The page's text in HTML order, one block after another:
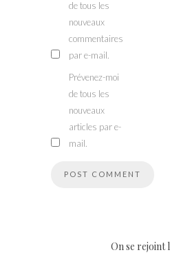
de tous les
nouveaux
commentaires
par e-mail.
Prévenez-moi
de tous les
nouveaux
articles par e-
mail.
On se rejoint